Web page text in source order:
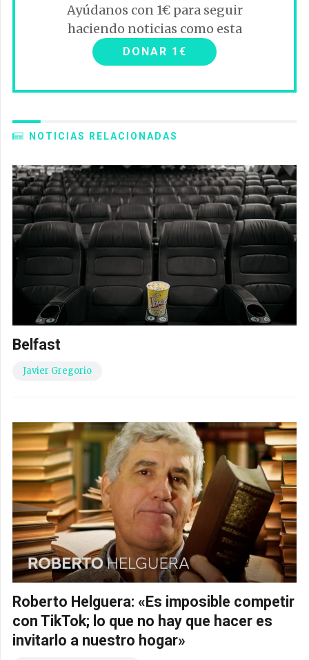
Ayúdanos con 1€ para seguir
haciendo noticias como esta
DONAR 1€
NOTICIAS RELACIONADAS
Belfast
Javier Gregorio
Roberto Helguera: «Es imposible competir
con TikTok; lo que no hay que hacer es
invitarlo a nuestro hogar»